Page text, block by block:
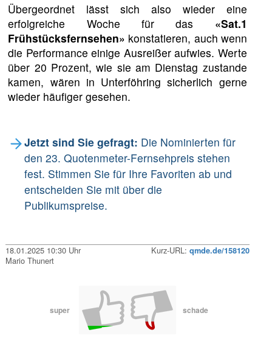
Übergeordnet lässt sich also wieder eine
erfolgreiche Woche für das «Sat.1
Frühstücksfernsehen» konstatieren, auch wenn
die Performance einige Ausreißer aufwies. Werte
über 20 Prozent, wie sie am Dienstag zustande
kamen, wären in Unterföhring sicherlich gerne
wieder häufiger gesehen.
Jetzt sind Sie gefragt: Die Nominierten für
den 23. Quotenmeter-Fernsehpreis stehen
fest. Stimmen Sie für Ihre Favoriten ab und
entscheiden Sie mit über die
Publikumspreise.
18.01.2025 10:30 Uhr Kurz-URL: qmde.de/158120
Mario Thunert
super schade